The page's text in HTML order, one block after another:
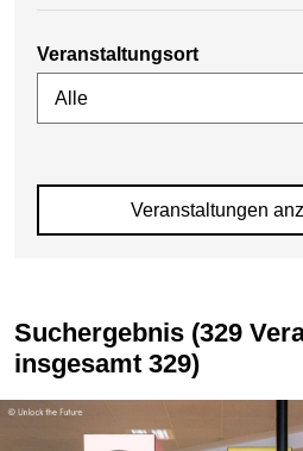
Veranstaltungsort
Veranstaltungen
Suchergebnis (329 Veranstaltungen von
insgesamt 329)